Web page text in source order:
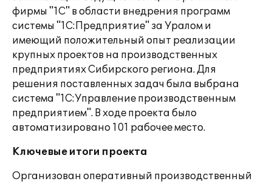
фирмы "1С" в области внедрения программ
системы "1С:Предприятие" за Уралом и
имеющий положительный опыт реализации
крупных проектов на производственных
предприятиях Сибирского региона. Для
решения поставленных задач была выбрана
система "1С:Управление производственным
предприятием". В ходе проекта было
автоматизировано 101 рабочее место.
Ключевые итоги проекта
Организован оперативный производственный